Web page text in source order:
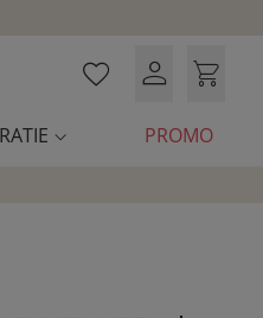
PROMO